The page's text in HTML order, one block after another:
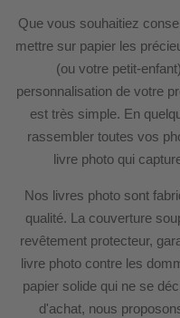
Que vous souhaitiez
mettre sur papier les
(ou votre petit-
personnalisation de votre
est très simple. En
rassembler toutes vos
livre photo qui
Nos livres photo sont
qualité. La couverture
revêtement protecteur,
livre photo contre les
papier solide qui ne se
d'achat, nous